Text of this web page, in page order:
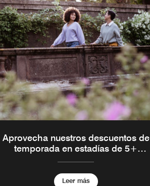
Aprovecha nuestros descuentos de
temporada en estadías de 5+
Leer más